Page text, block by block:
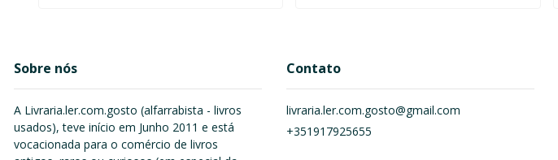
Sobre nós
A Livraria.ler.com.gosto (alfarrabista - livros
usados), teve início em Junho 2011 e está
vocacionada para o comércio de livros
Contato
livraria.ler.com.gosto@gmail.com
+351917925655